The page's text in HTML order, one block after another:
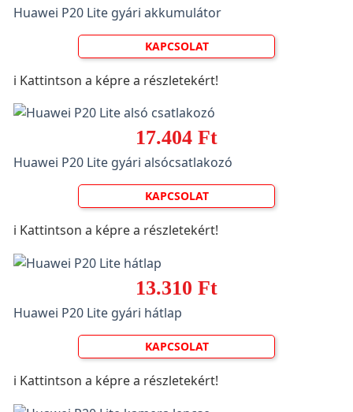
Huawei P20 Lite gyári akkumulátor
KAPCSOLAT
ℹ️ Kattintson a képre a részletekért!
17.404 Ft
Huawei P20 Lite gyári alsócsatlakozó
KAPCSOLAT
ℹ️ Kattintson a képre a részletekért!
13.310 Ft
Huawei P20 Lite gyári hátlap
KAPCSOLAT
ℹ️ Kattintson a képre a részletekért!